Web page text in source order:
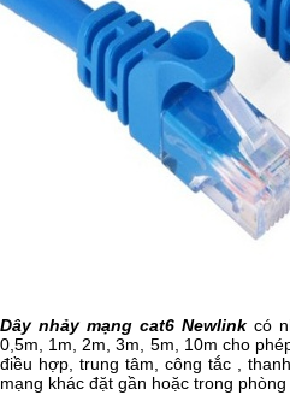
Dây nhảy mạng cat6 Newlinkcó
0,5m, 1m, 2m, 3m, 5m, 10m cho
điều hợp, trung tâm, công tắc ,
mạng khác đặt gần hoặc trong phòng